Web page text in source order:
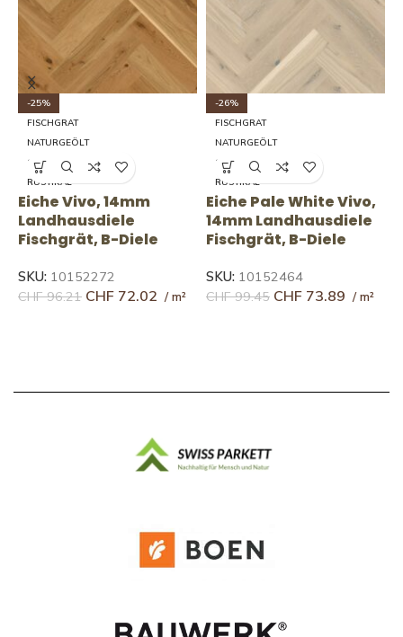
-25%
FISCHGRAT
NATURGEÖLT
14X138X690
RUSTIKAL
Eiche Vivo, 14mm
Landhausdiele
Fischgrät, B-Diele
SKU: 10152272
CHF96.21 CHF 72.02
-26%
FISCHGRAT
NATURGEÖLT
14X138X690
RUSTIKAL
Eiche Pale White Vivo,
14mm Landhausdiele
Fischgrät, B-Diele
SKU: 10152464
CHF99.45 CHF 73.89